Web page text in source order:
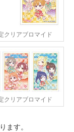
リアブロマイド
リアブロマイド
ます。